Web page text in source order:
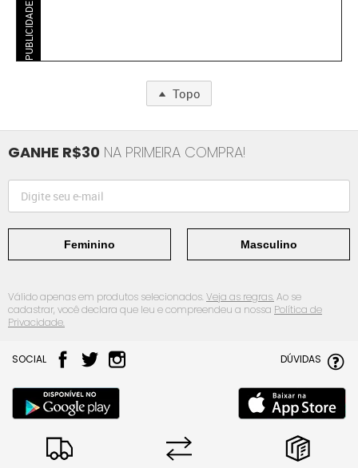
PUBLICIDADE
Topo
GANHE R$30 NA PRIMEIRA COMPRA!
Feminino Masculino
Válido apenas em produtos selecionados.Veja as regras.Ao se
cadastrar, você declara que leu e compreendeu a nossa Política de
Privacidade.
SOCIAL DÚVIDAS